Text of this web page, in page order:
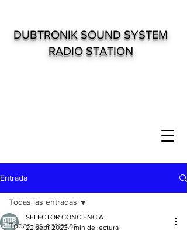
DUBTRONIK SOUND SYSTEM
RADIO STATION
Entrada
Todas las entradas
Todas las entradas
SELECTOR CONCIENCIA
22 sept 2023 1 min de lectura